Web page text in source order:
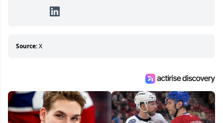
détermination pour parvenir à se démarquer.
Source:X